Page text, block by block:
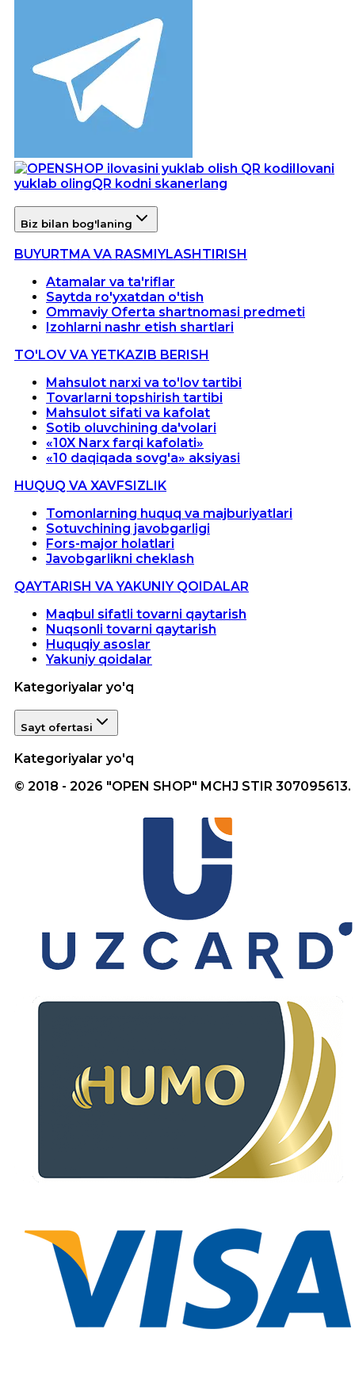
Ilovani
yuklab olingQR kodni skanerlang
Biz bilan bog'laning
BUYURTMA VA RASMIYLASHTIRISH
Atamalar va ta'riflar
Saytda ro'yxatdan o'tish
Ommaviy Oferta shartnomasi predmeti
Izohlarni nashr etish shartlari
TO'LOV VA YETKAZIB BERISH
Mahsulot narxi va to'lov tartibi
Tovarlarni topshirish tartibi
Mahsulot sifati va kafolat
Sotib oluvchining da'volari
«10X Narx farqi kafolati»
«10 daqiqada sovg'a» aksiyasi
HUQUQ VA XAVFSIZLIK
Tomonlarning huquq va majburiyatlari
Sotuvchining javobgarligi
Fors-major holatlari
Javobgarlikni cheklash
QAYTARISH VA YAKUNIY QOIDALAR
Maqbul sifatli tovarni qaytarish
Nuqsonli tovarni qaytarish
Huquqiy asoslar
Yakuniy qoidalar
Kategoriyalar yo'q
Sayt ofertasi
Kategoriyalar yo'q
© 2018 - 2026 "OPEN SHOP" MCHJ STIR 307095613.